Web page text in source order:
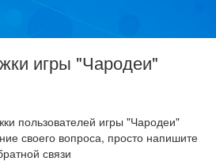
игры "Чародеи"
пользователей игры "Чародеи"
своего вопроса, просто напишите
связи